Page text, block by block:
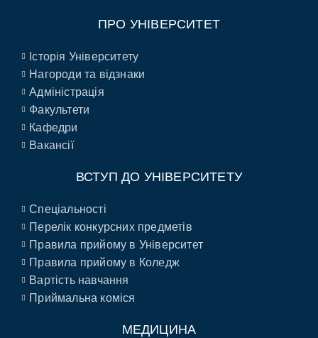
ПРО УНІВЕРСИТЕТ
Історія Університету
Нагороди та відзнаки
Адміністрація
Факультети
Кафедри
Вакансії
ВСТУП ДО УНІВЕРСИТЕТУ
Спеціальності
Перелік конкурсних предметів
Правила прийому в Університет
Правила прийому в Коледж
Вартість навчання
Приймальна коміся
МЕДИЦИНА